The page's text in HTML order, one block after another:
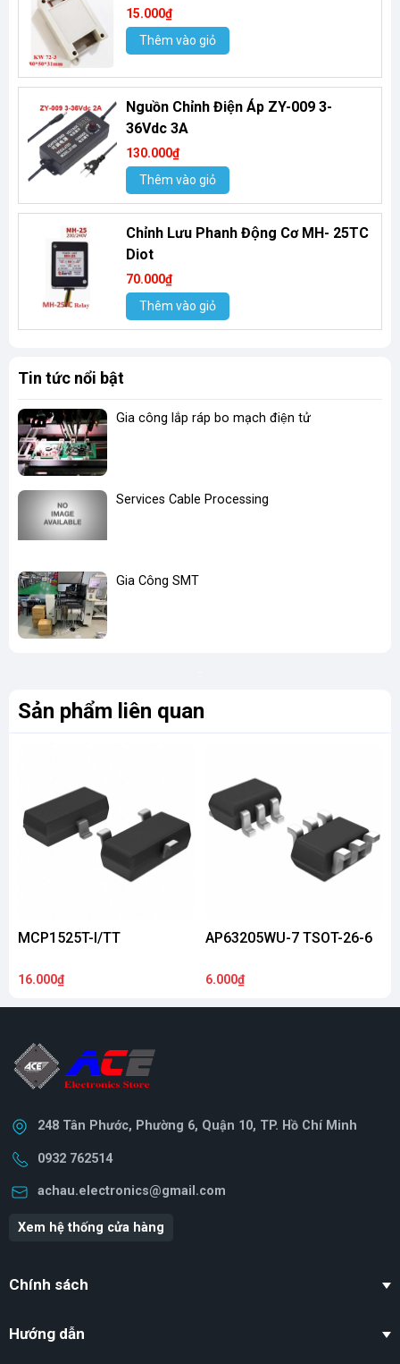
15.000₫
Thêm vào giỏ
Nguồn Chỉnh Điện Áp ZY-009 3-
36Vdc 3A
130.000₫
Thêm vào giỏ
Chỉnh Lưu Phanh Động Cơ MH- 25TC
Diot
70.000₫
Thêm vào giỏ
Tin tức nổi bật
Gia công lắp ráp bo mạch điện tử
Services Cable Processing
Gia Công SMT
Sản phẩm liên quan
MCP1525T-I/TT
16.000₫
AP63205WU-7 TSOT-26-6
6.000₫
248 Tân Phước, Phường 6, Quận 10, TP. Hồ Chí Minh
0932 762514
achau.electronics@gmail.com
Xem hệ thống cửa hàng
Chính sách
Hướng dẫn